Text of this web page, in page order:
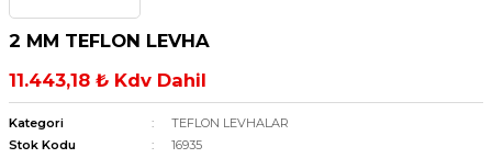
FANLAR
2 MM TEFLON LEVHA
11.443,18 ₺ Kdv Dahil
Kategori
TEFLON LEVHALAR
Stok Kodu
16935